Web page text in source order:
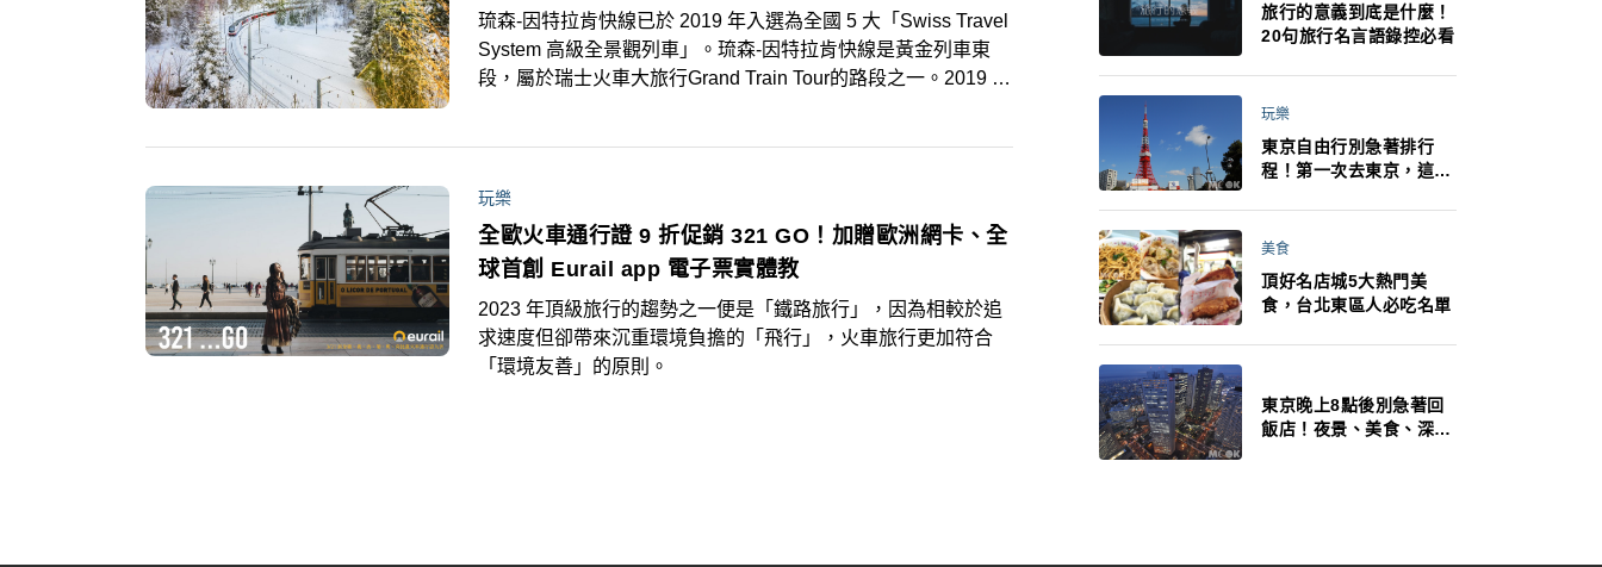
琉森-因特拉肯快線已於 2019 年入選為全國 5 大「Swiss Travel
System 高級全景觀列車」。琉森-因特拉肯快線是黃金列車東
段，屬於瑞士火車大旅行Grand Train Tour的路段之一。2019 年
玩樂
全歐火車通行證 9 折促銷 321 GO！加贈歐洲網卡、全
球首創 Eurail app 電子票實體教
2023 年頂級旅行的趨勢之一便是「鐵路旅行」，因為相較於追
求速度但卻帶來沉重環境負擔的「飛行」，火車旅行更加符合
「環境友善」的原則。
旅行的意義到底是什麼！
20句旅行名言語錄控必看
玩樂
東京自由行別急著排行
程！第一次去東京，這10
美食
頂好名店城5大熱門美
食，台北東區人必吃名單
東京晚上8點後別急著回
飯店！夜景、美食、深夜